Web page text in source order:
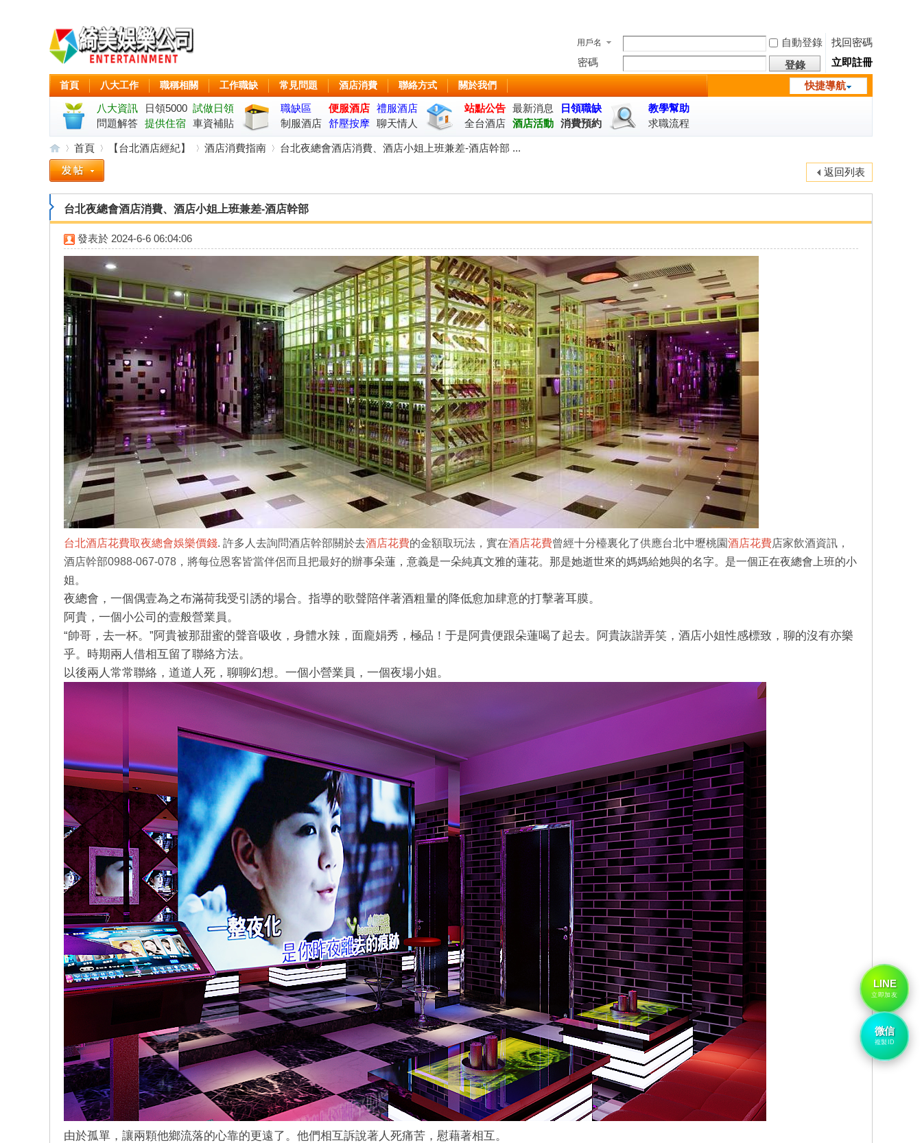
用戶名 自動登錄
找回密碼
密碼
登錄
立即註冊
快捷導航
首頁 八大工作 職稱相關 工作職缺 常見問題 酒店消費 聯絡方式 關於我們
八大資訊
日領5000
起
試做日領
問題解答 提供住宿 車資補貼
職缺區 便服酒店 禮服酒店
制服酒店 舒壓按摩 聊天情人
座
站點公告 最新消息
日領職缺
全台酒店 酒店活動 消費預約
教學幫助
求職流程
綺 »
首頁
›
【台北酒店經紀】
›
酒店消費指南
›
台北夜總會酒店消費、酒店小姐上班兼差-酒店幹部 ...
返回列表
台北夜總會酒店消費、酒店小姐上班兼差-酒店幹部
發表於 2024-6-6 06:04:06
台北酒店花費取夜總會娛樂價錢. 許多人去詢問酒店幹部關於去酒店花費的金額取玩法，實在酒店花費曾經十分檯裏化了供應台北中壢桃園酒店花費店家飲酒資訊，
酒店幹部0988-067-078，將每位恩客皆當伴侶而且把最好的辦事朵蓮，意義是一朵純真文雅的蓮花。那是她逝世來的媽媽給她與的名字。是一個正在夜總會上班的小
姐。
夜總會，一個偶壹為之布滿荷我受引誘的場合。指導的歌聲陪伴著酒粗量的降低愈加肆意的打擊著耳膜。
阿貴，一個小公司的壹般營業員。
“帥哥，去一杯。”阿貴被那甜蜜的聲音吸收，身體水辣，面龐娟秀，極品！于是阿貴便跟朵蓮喝了起去。阿貴詼諧弄笑，酒店小姐性感標致，聊的沒有亦樂
乎。時期兩人借相互留了聯絡方法。
以後兩人常常聯絡，道道人死，聊聊幻想。一個小營業員，一個夜場小姐。
由於孤單，讓兩顆他鄉流落的心靠的更遠了。他們相互訴說著人死痛苦，慰藉著相互。
LINE
立即加友
微信
複製ID